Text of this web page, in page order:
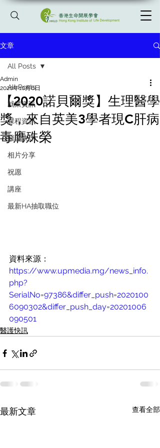
文章
All Posts
就業資訊
課程資訊
醫護快訊
相片分享
祝愿
講座
最新HA抽取職位
All Posts
【2020諾貝爾獎】生理醫學
獎，來自英美3學者現C肝病
毒膺殊榮
Admin
2020年10月6日
資料來源：
https://www.upmedia.mg/news_info.
php?
SerialNo=97386&differ_push=2020100
6090302&differ_push_day=20201006
090501
醫護快訊
最新文章 查看全部